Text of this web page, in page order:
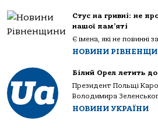
Стус на гривні: не
нашої пам’яті
Є імена, які не повинні
НОВИНИ
Білий Орел летить
Президент Польщі
Володимира
НОВИНИ УКРАЇНИ